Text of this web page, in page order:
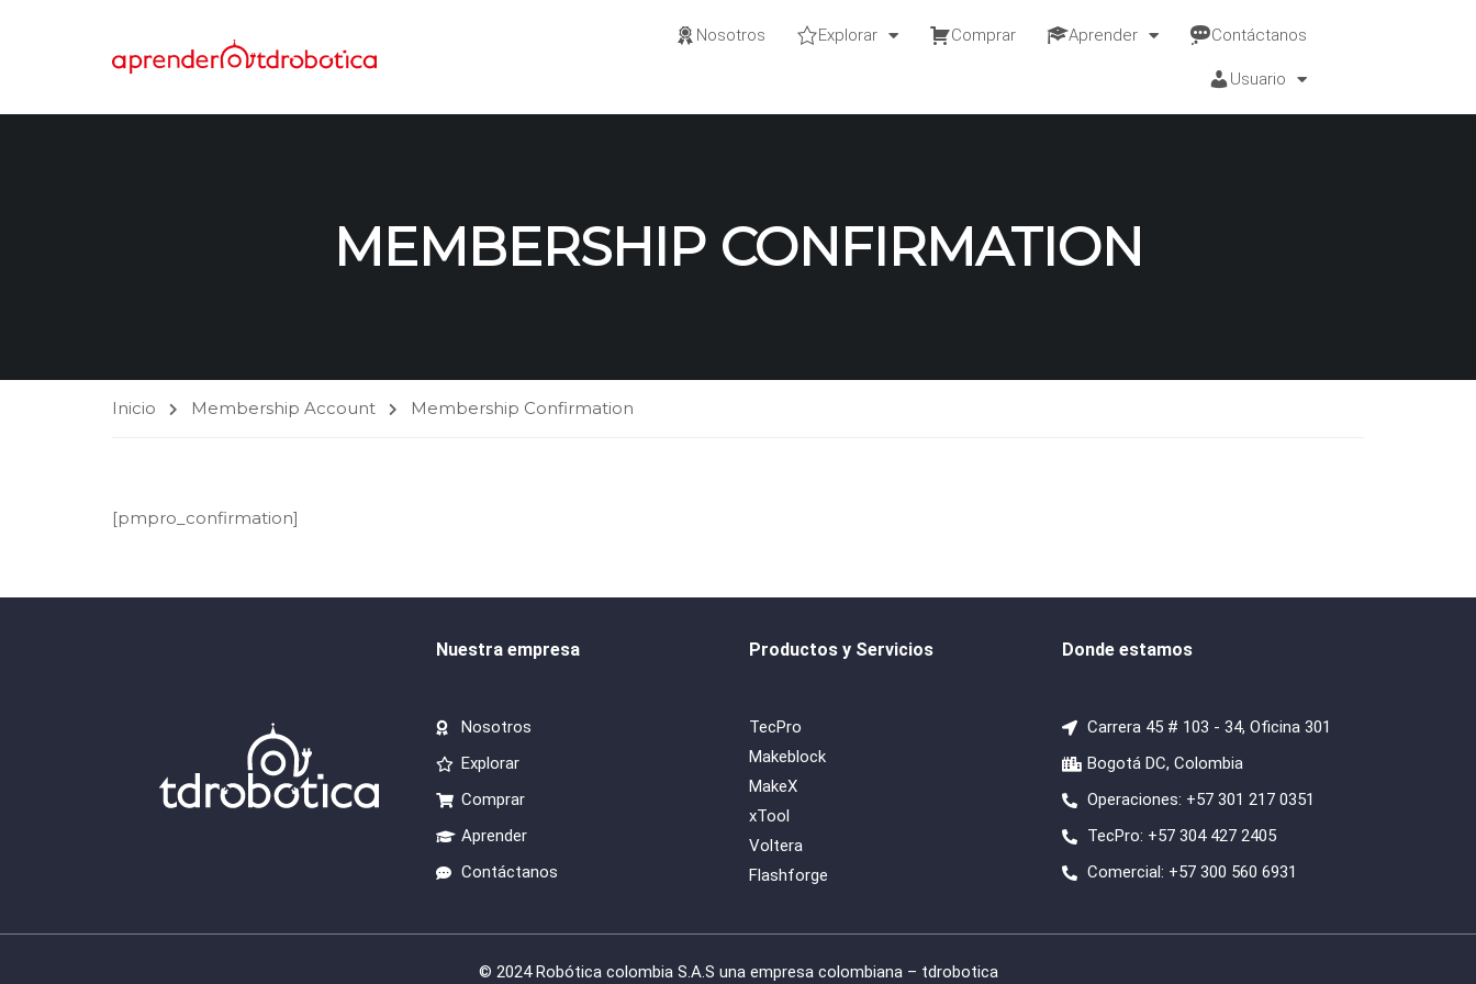
Nosotros Explorar Comprar Aprender Contáctanos
Usuario
MEMBERSHIP CONFIRMATION
Inicio Membership Account Membership Confirmation
[pmpro_confirmation]
Nuestra empresa
Nosotros
Explorar
Comprar
Aprender
Contáctanos
Productos y Servicios
TecPro
Makeblock
MakeX
xTool
Voltera
Flashforge
Donde estamos
Carrera 45 # 103 - 34, Oficina 301
Bogotá DC, Colombia
Operaciones: +57 301 217 0351
TecPro: +57 304 427 2405
Comercial: +57 300 560 6931
© 2024 Robótica colombia S.A.S una empresa colombiana – tdrobotica